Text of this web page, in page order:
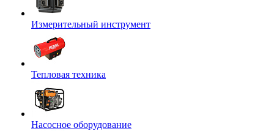
Измерительный инструмент
Тепловая техника
Насосное оборудование